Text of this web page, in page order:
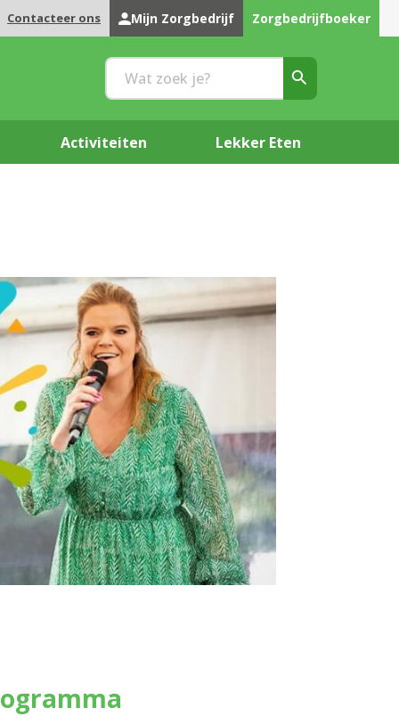
Contacteer ons Mijn Zorgbedrijf Zorgbedrijfboeker
Activiteiten Lekker Eten